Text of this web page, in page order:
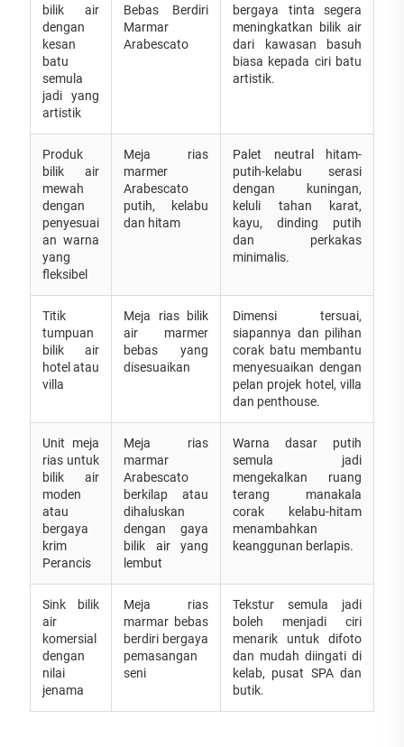
bilik air
dengan
kesan
batu
semula
jadi yang
artistik
Bebas Berdiri
Marmar
Arabescato
bergaya tinta segera
meningkatkan bilik air
dari kawasan basuh
biasa kepada ciri batu
artistik.
Produk
bilik air
mewah
dengan
penyesuai
an warna
yang
fleksibel
Meja rias
marmer
Arabescato
putih, kelabu
dan hitam
Palet neutral hitam-
putih-kelabu serasi
dengan kuningan,
keluli tahan karat,
kayu, dinding putih
dan perkakas
minimalis.
Titik
tumpuan
bilik air
hotel atau
villa
Meja rias bilik
air marmer
bebas yang
disesuaikan
Dimensi tersuai,
siapannya dan pilihan
corak batu membantu
menyesuaikan dengan
pelan projek hotel, villa
dan penthouse.
Unit meja
rias untuk
bilik air
moden
atau
bergaya
krim
Perancis
Meja rias
marmar
Arabescato
berkilap atau
dihaluskan
dengan gaya
bilik air yang
lembut
Warna dasar putih
semula jadi
mengekalkan ruang
terang manakala
corak kelabu-hitam
menambahkan
keanggunan berlapis.
Sink bilik
air
komersial
dengan
nilai
jenama
Meja rias
marmar bebas
berdiri bergaya
pemasangan
seni
Tekstur semula jadi
boleh menjadi ciri
menarik untuk difoto
dan mudah diingati di
kelab, pusat SPA dan
butik.